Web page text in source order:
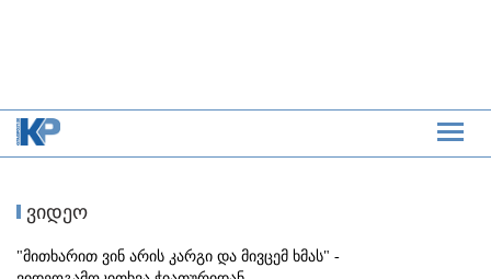
ვიდეო
"მითხარით ვინ არის კარგი და მივცემ ხმას" -